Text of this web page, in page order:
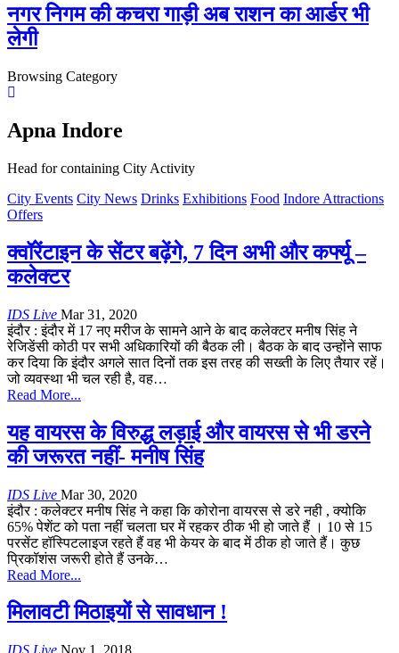
नगर निगम की कचरा गाड़ी अब राशन का आर्डर भी
लेगी
Browsing Category
Apna Indore
Head for containing City Activity
City Events City News Drinks Exhibitions Food Indore Attractions
Offers
क्वॉरेंटाइन के सेंटर बढ़ेंगे, 7 दिन अभी और कर्फ्यू –
कलेक्टर
IDS Live Mar 31, 2020
इंदौर : इंदौर में 17 नए मरीज के सामने आने के बाद कलेक्टर मनीष सिंह ने
रेजिडेंसी कोठी पर सभी अधिकारियों की बैठक ली। बैठक के बाद उन्होंने साफ
कर दिया कि इंदौर अगले सात दिनों तक इस तरह की सख्ती के लिए तैयार रहें।
जो व्यवस्था भी चल रही है, वह…
Read More...
यह वायरस के विरुद्ध लड़ाई और वायरस से भी डरने
की जरूरत नहीं- मनीष सिंह
IDS Live Mar 30, 2020
इंदौर : कलेक्टर मनीष सिंह ने कहा कि कोरोना वायरस से डरे नही , क्योकि
65% पेशेंट को पता नहीं चलता घर में रहकर ठीक भी हो जाते हैं । 10 से 15
परसेंट हॉस्पिटलाइज रहते हैं वह भी केयर के बाद में ठीक हो जाते हैं। कुछ
प्रिकॉशंस जरूरी होते हैं उनके…
Read More...
मिलावटी मिठाइयों से सावधान !